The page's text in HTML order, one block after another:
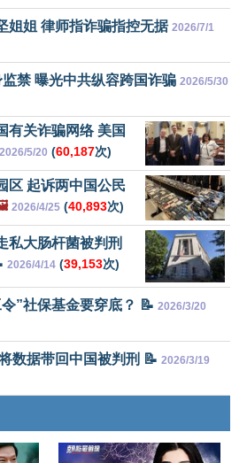
姐姐 律师指诈骗指控无据 2026/7/1
禁 曝光中共纵容跨国诈骗 2026/5/30
有关诈骗网络 美国
2026/5/20 (60,187次)
区 起诉两中国公民
2026/4/25 (40,893次)
私大肠杆菌被判刑
2026/4/14 (39,153次)
”社保基金要穿底？ 📝 2026/3/20
数据带回中国被判刑 📝 2026/3/19